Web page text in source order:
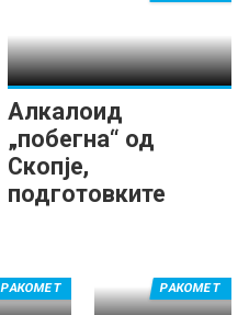
Алкалоид
„побегна“ од
Скопје,
подготовките
РАКОМЕТ РАКОМЕТ